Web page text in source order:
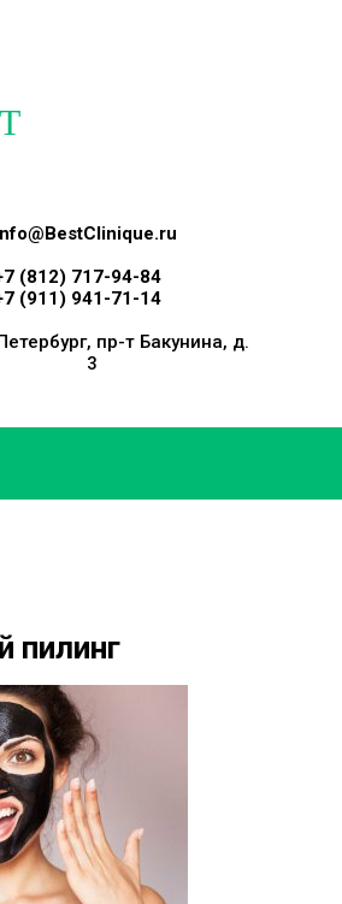
пр-т Бакунина, д.
3
(812) 717-94-84
(911) 941-71-14
пилинг